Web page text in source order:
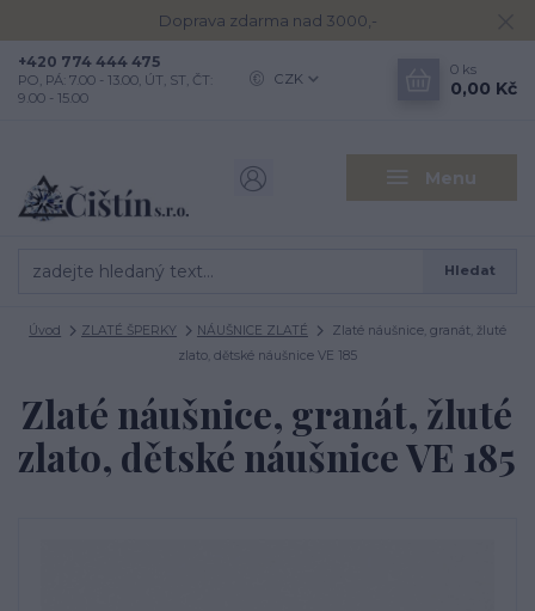
Doprava zdarma nad 3000,-
Menu
CZK
Hledat
+420 774 444 475
PO, PÁ: 7.00 - 13.00, ÚT, ST, ČT:
9.00 - 15.00
0 ks
0,00 Kč
Úvod ZLATÉ ŠPERKY NÁUŠNICE ZLATÉ
Zlaté náušnice, granát, žluté
zlato, dětské náušnice VE 185
Zlaté náušnice, granát, žluté
zlato, dětské náušnice VE 185